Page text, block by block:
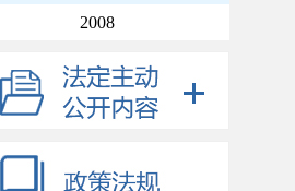
2008